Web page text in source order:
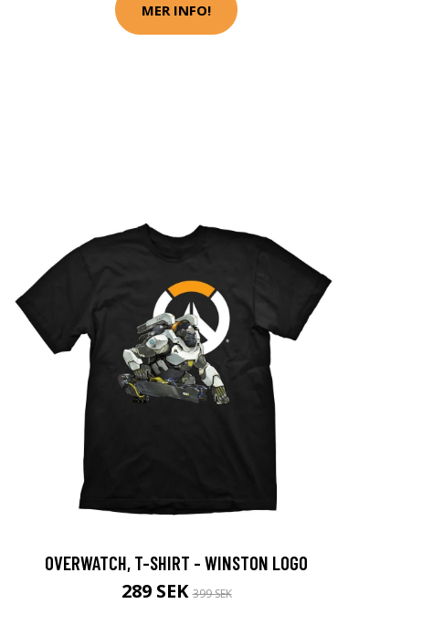
MER INFO!
OVERWATCH, T-SHIRT - WINSTON LOGO
289 SEK399 SEK